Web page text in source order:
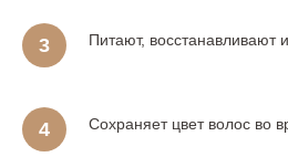
Питают, восстанавливают
Сохраняет цвет волос во